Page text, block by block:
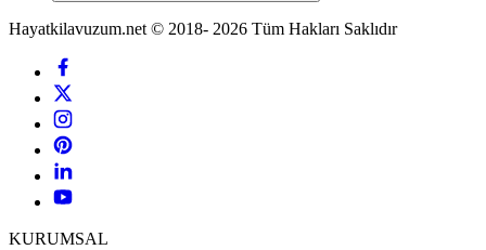
Hayatkilavuzum.net © 2018- 2026 Tüm Hakları Saklıdır
KURUMSAL